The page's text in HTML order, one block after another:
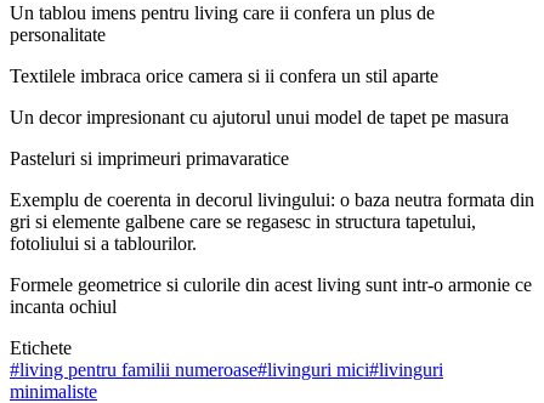
Un tablou imens pentru living care ii confera un plus de
personalitate
Textilele imbraca orice camera si ii confera un stil aparte
Un decor impresionant cu ajutorul unui model de tapet pe masura
Pasteluri si imprimeuri primavaratice
Exemplu de coerenta in decorul livingului: o baza neutra formata din
gri si elemente galbene care se regasesc in structura tapetului,
fotoliului si a tablourilor.
Formele geometrice si culorile din acest living sunt intr-o armonie ce
incanta ochiul
Etichete
#living pentru familii numeroase#livinguri mici#livinguri
minimaliste